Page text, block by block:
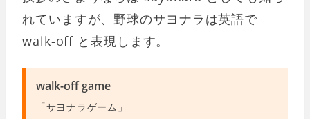
れていますが、野球のサヨナラは英語で
walk-off と表現します。
walk-off game
「サヨナラゲーム」